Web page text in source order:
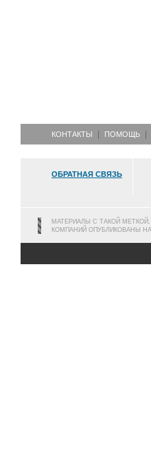
КОНТАКТЫ ПОМОЩЬ
ОБРАТНАЯ СВЯЗЬ
МАТЕРИАЛЫ С ТАКОЙ
КОМПАНИЙ ОПУБЛИКОВАНЫ